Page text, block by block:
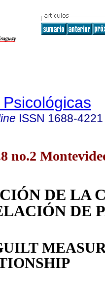
ISSN 1688-4221
no.2
DE LA
DE